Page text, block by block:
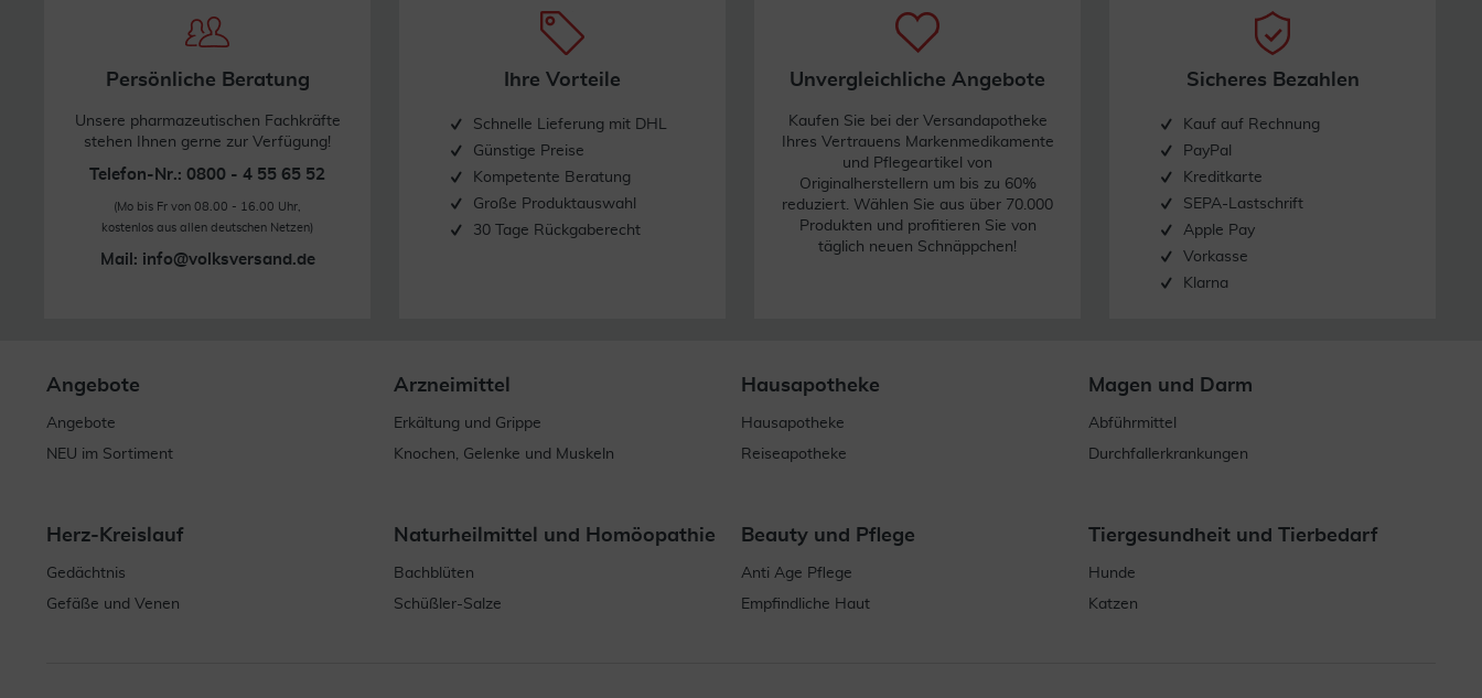
Persönliche Beratung
Unsere pharmazeutischen Fachkräfte
stehen Ihnen gerne zur Verfügung!
Telefon-Nr.: 0800 - 4 55 65 52
(Mo bis Fr von 08.00 - 16.00 Uhr,
kostenlos aus allen deutschen Netzen)
Mail: info@volksversand.de
Ihre Vorteile
Schnelle Lieferung mit DHL
Günstige Preise
Kompetente Beratung
Große Produktauswahl
30 Tage Rückgaberecht
Unvergleichliche Angebote
Kaufen Sie bei der Versandapotheke
Ihres Vertrauens Markenmedikamente
und Pflegeartikel von
Originalherstellern um bis zu 60%
reduziert. Wählen Sie aus über 70.000
Produkten und profitieren Sie von
täglich neuen Schnäppchen!
Sicheres Bezahlen
Kauf auf Rechnung
PayPal
Kreditkarte
SEPA-Lastschrift
Apple Pay
Vorkasse
Klarna
Angebote
Angebote
NEU im Sortiment
Arzneimittel
Erkältung und Grippe
Knochen, Gelenke und Muskeln
Hausapotheke
Hausapotheke
Reiseapotheke
Magen und Darm
Abführmittel
Durchfallerkrankungen
Herz-Kreislauf
Gedächtnis
Gefäße und Venen
Naturheilmittel und Homöopathie
Bachblüten
Schüßler-Salze
Beauty und Pflege
Anti Age Pflege
Empfindliche Haut
Tiergesundheit und Tierbedarf
Hunde
Katzen